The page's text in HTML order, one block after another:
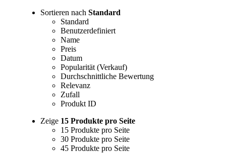
Sortieren nachStandard
Standard
Benutzerdefiniert
Name
Preis
Datum
Popularität (Verkauf)
Durchschnittliche Bewertung
Relevanz
Zufall
Produkt ID
Zeige 15 Produkte pro Seite
15 Produkte pro Seite
30 Produkte pro Seite
45 Produkte pro Seite